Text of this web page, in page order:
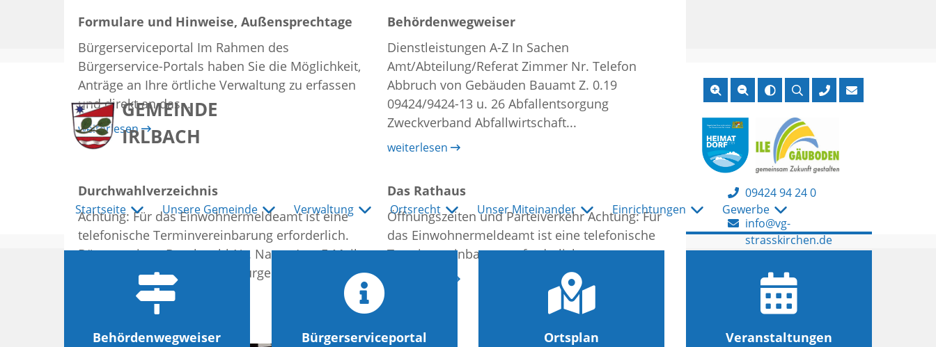
GEMEINDE
IRLBACH
Suche
Startseite Unsere Gemeinde Verwaltung Ortsrecht Unser Miteinander Einrichtungen Gewerbe
Behördenwegweiser Bürgerserviceportal Ortsplan Veranstaltungen
Formulare und Hinweise, Außensprechtage
Bürgerserviceportal Im Rahmen des
Bürgerservice-Portals haben Sie die Möglichkeit,
Anträge an Ihre örtliche Verwaltung zu erfassen
und direkt an das...
weiterlesen
Behördenwegweiser
Dienstleistungen A-Z In Sachen
Amt/Abteilung/Referat Zimmer Nr. Telefon
Abbruch von Gebäuden Bauamt Z. 0.19
09424/9424-13 u. 26 Abfallentsorgung
Zweckverband Abfallwirtschaft...
weiterlesen
Durchwahlverzeichnis
Achtung: Für das Einwohnermeldeamt ist eine
telefonische Terminvereinbarung erforderlich.
Bürgermeister Durchwahl-Nr. Name Amt E-Mail
(09424)9424-10 Herr Erster Bürgermeister
Dengler Bürgermeisteramt...
Das Rathaus
Öffnungszeiten und Parteiverkehr Achtung: Für
das Einwohnermeldeamt ist eine telefonische
Terminvereinbarung erforderlich.
KONTAKT
Gemeinde Irlbach
Adresse:Kirchplatz 7, 94342
Straßkirchen
Telefon:
09424 94 24 0
E-
Mail:
info@vg-
strasskirchen.de
Öffnungszeiten:
Montag bis Freitag
von 08:00 Uhr bis
12:00 Uhr
15:30 Uhr